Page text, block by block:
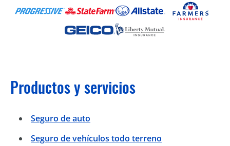
Productos y servicios
Seguro de auto
Seguro de vehículos todo terreno